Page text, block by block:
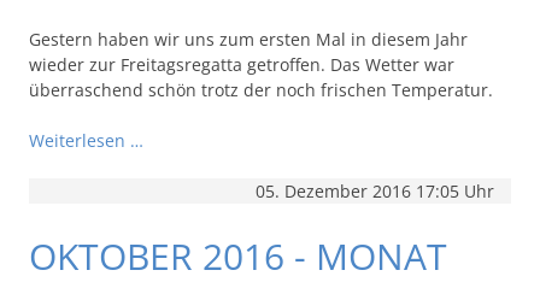
Gestern haben wir uns zum ersten Mal in diesem Jahr
wieder zur Freitagsregatta getroffen. Das Wetter war
überraschend schön trotz der noch frischen Temperatur.
Weiterlesen …
05. Dezember 2016 17:05 Uhr
OKTOBER 2016 - MONAT